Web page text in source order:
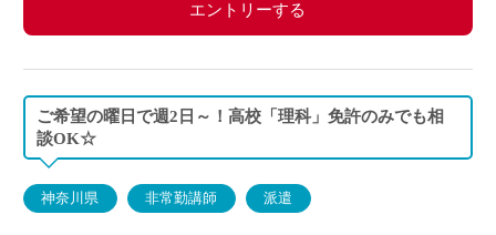
エントリーする
ご希望の曜日で週2日～！高校「理科」免許のみでも相
談OK☆
神奈川県 非常勤講師 派遣